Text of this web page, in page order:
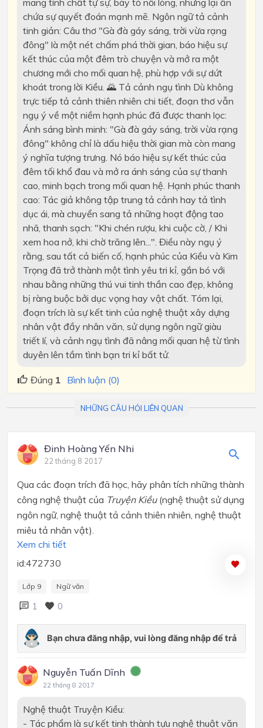
chứa sự quyết đoán mạnh mẽ. Ngôn ngữ tả cảnh
tinh giản: Câu thơ "Gà đà gáy sáng, trời vừa rạng
đông" là một nét chấm phá thời gian, báo hiệu sự
kết thúc của một đêm trò chuyện và mở ra một
chương mới cho mối quan hệ, phù hợp với sự dứt
khoát trong lời Kiều. 🌄 Tả cảnh ngụ tình Dù không
trực tiếp tả cảnh thiên nhiên chi tiết, đoạn thơ vẫn
ngụ ý về một niềm hạnh phúc đã được thanh lọc:
Ánh sáng bình minh: "Gà đà gáy sáng, trời vừa rạng
đông" không chỉ là dấu hiệu thời gian mà còn mang
ý nghĩa tượng trưng. Nó báo hiệu sự kết thúc của
đêm tối khổ đau và mở ra ánh sáng của sự thanh
cao, minh bạch trong mối quan hệ. Hạnh phúc thanh
cao: Tác giả không tập trung tả cảnh hay tả tình
dục ái, mà chuyển sang tả những hoạt động tao
nhã, thanh sạch: "Khi chén rượu, khi cuộc cờ, / Khi
xem hoa nở, khi chờ trăng lên...". Điều này ngụ ý
rằng, sau tất cả biến cố, hạnh phúc của Kiều và Kim
Trọng đã trở thành một tình yêu tri kỉ, gắn bó với
nhau bằng những thú vui tinh thần cao đẹp, không
bị ràng buộc bởi dục vọng hay vật chất. Tóm lại,
đoạn trích là sự kết tinh của nghệ thuật xây dựng
nhân vật đầy nhân văn, sử dụng ngôn ngữ giàu
triết lí, và cảnh ngụ tình đã nâng mối quan hệ từ tình
duyên lên tầm tình bạn tri kỉ bất tử.
Đúng 1 Bình luận (0)
NHỮNG CÂU HỎI LIÊN QUAN
Đinh Hoàng Yến Nhi
22 tháng 8 2017
Qua các đoạn trích đã học, hãy phân tích những thành
công nghệ thuật của Truyện Kiều(nghệ thuật sử dụng
ngôn ngữ, nghệ thuật tả cảnh thiên nhiên, nghệ thuật
miêu tả nhân vật).
Xem chi tiết
id:472730
Lớp 9 Ngữ văn
1 0
Nguyễn Tuấn Dĩnh
22 tháng 8 2017
Nghệ thuật Truyện Kiều:
- Tác phẩm là sự kết tinh thành tựu nghệ thuật văn